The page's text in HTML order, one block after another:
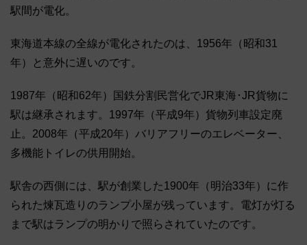
駅間が電化。
東海道本線の全線が電化されたのは、1956年（昭和31
年）と意外に遅いのです。
1987年（昭和62年）国鉄分割民営化でJR東海･JR貨物に
駅は継承されます。1997年（平成9年）貨物列車設定廃
止。2008年（平成20年）バリアフリーのエレベーター、
多機能トイレの供用開始。
駅舎の西側には、駅が創業した1900年（明治33年）に作
られた煉瓦造りのランプ小屋が残っています。電灯が灯る
まで駅はランプの明かりで照らされていたのです。